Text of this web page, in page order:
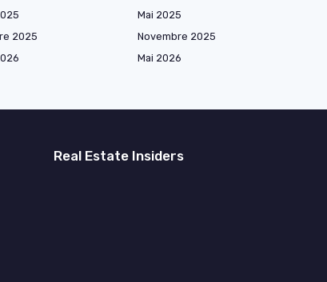
Mai 2025
2025
Novembre 2025
Mai 2026
Real Estate Insiders